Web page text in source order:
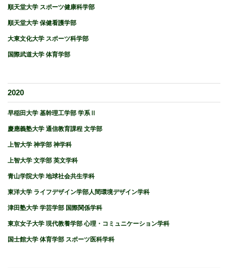
順天堂大学 スポーツ健康科学部
順天堂大学 保健看護学部
大東文化大学 スポーツ科学部
国際武道大学 体育学部
2020
早稲田大学 基幹理工学部 学系Ⅱ
慶應義塾大学 通信教育課程 文学部
上智大学 神学部 神学科
上智大学 文学部 英文学科
青山学院大学 地球社会共生学科
東洋大学 ライフデザイン学部人間環境デザイン学科
津田塾大学 学芸学部 国際関係学科
東京女子大学 現代教養学部 心理・コミュニケーション学科
国士館大学 体育学部 スポーツ医科学科